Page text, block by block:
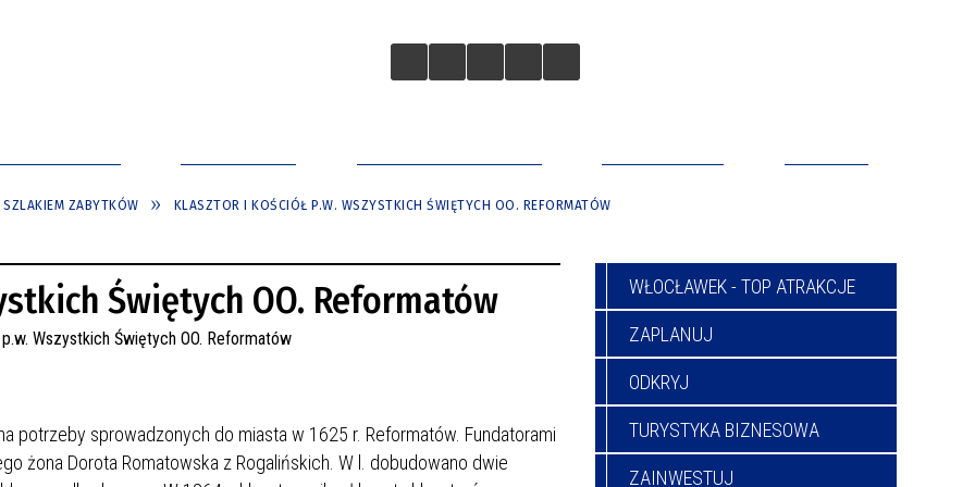
SZLAKIEM ZABYTKÓW KLASZTOR I KOŚCIÓŁ P.W. WSZYSTKICH ŚWIĘTYCH OO. REFORMATÓW
Świętych OO. Reformatów
potrzeby sprowadzonych do miasta w 1625 r. Reformatów. Fundatorami
żona Dorota Romatowska z Rogalińskich. W l. dobudowano dwie
WŁOCŁAWEK - TOP ATRAKCJE
ZAPLANUJ
ODKRYJ
TURYSTYKA BIZNESOWA
ZAINWESTUJ